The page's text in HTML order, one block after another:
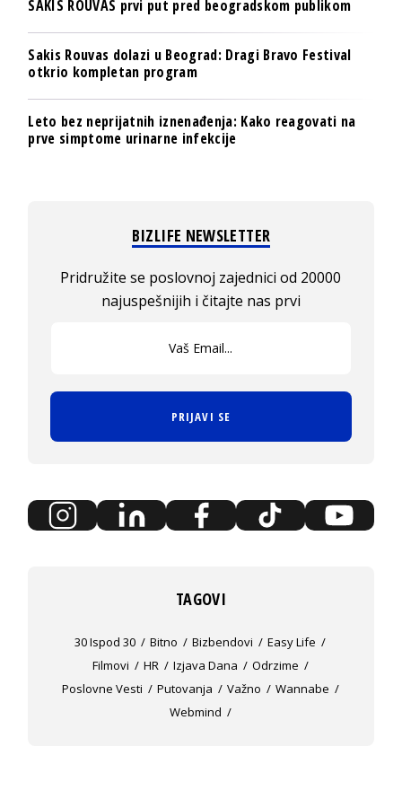
SAKIS ROUVAS prvi put pred beogradskom publikom
Sakis Rouvas dolazi u Beograd: Dragi Bravo Festival
otkrio kompletan program
Leto bez neprijatnih iznenađenja: Kako reagovati na
prve simptome urinarne infekcije
BIZLIFE NEWSLETTER
Pridružite se poslovnoj zajednici od 20000
najuspešnijih i čitajte nas prvi
PRIJAVI SE
TAGOVI
30 Ispod 30 Bitno Bizbendovi
Easy Life
Filmovi
HR Izjava Dana
Odrzime
Poslovne Vesti
Putovanja Važno
Wannabe
Webmind